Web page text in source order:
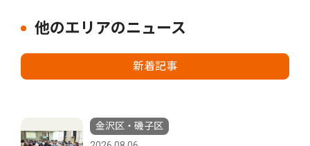
他のエリアのニュース
新着記事
金沢区・磯子区